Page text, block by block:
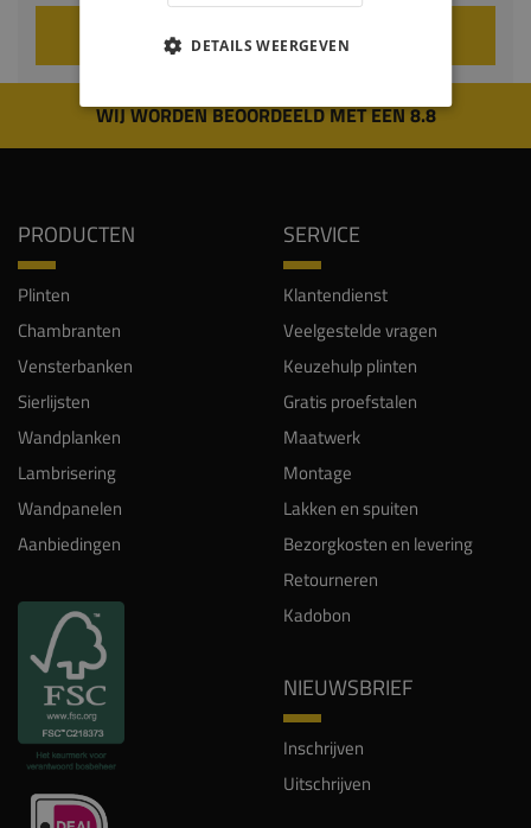
VOEG TOE AAN WINKELWAGEN
WIJ WORDEN BEOORDEELD MET EEN 8.8
PRODUCTEN
Plinten
Chambranten
Vensterbanken
Sierlijsten
Wandplanken
Lambrisering
Wandpanelen
Aanbiedingen
SERVICE
Klantendienst
Veelgestelde vragen
Keuzehulp plinten
Gratis proefstalen
Maatwerk
Montage
Lakken en spuiten
Bezorgkosten en levering
Retourneren
Kadobon
NIEUWSBRIEF
Inschrijven
Uitschrijven
DETAILS WEERGEVEN